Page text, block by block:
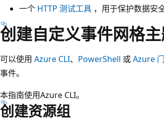
一个 HTTP 测试工具 ，用于保护数据安全
创建自定义事件网格
可以使用 Azure CLI、 PowerShell 或Azure
事件。
本指南使用Azure CLI。
创建资源组